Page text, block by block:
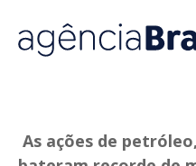
As ações de